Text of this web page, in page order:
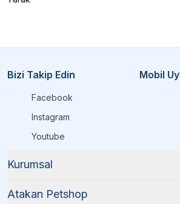
Bizi Takip Edin
Facebook
Instagram
Youtube
Mobil
Kurumsal
Atakan Petshop